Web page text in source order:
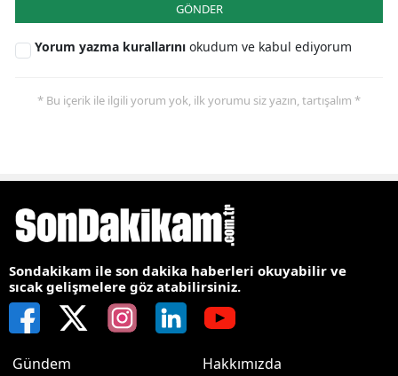
GÖNDER
Yorum yazma kurallarını okudum ve kabul ediyorum
* Bu içerik ile ilgili yorum yok, ilk yorumu siz yazın, tartışalım *
Sondakikam ile son dakika haberleri okuyabilir ve
sıcak gelişmelere göz atabilirsiniz.
Gündem
Hakkımızda